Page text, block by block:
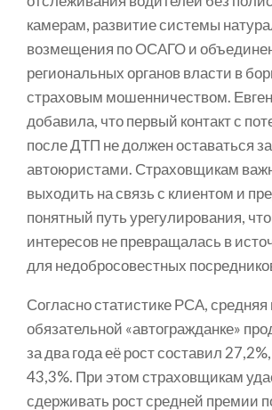
камерам, развитие системы
возмещения по ОСАГО и
региональных органов власти в
страховым мошенничеством.
добавила, что первый контакт с
после ДТП не должен оставаться за
автоюристами. Страховщикам
выходить на связь с клиентом и
понятный путь урегулирования,
интересов не превращалась в
для недобросовестных
Согласно статистике РСА,
обязательной «автогражданке»
за два года её рост составил 27,2%,
43,3%. При этом страховщикам
сдерживать рост средней премии